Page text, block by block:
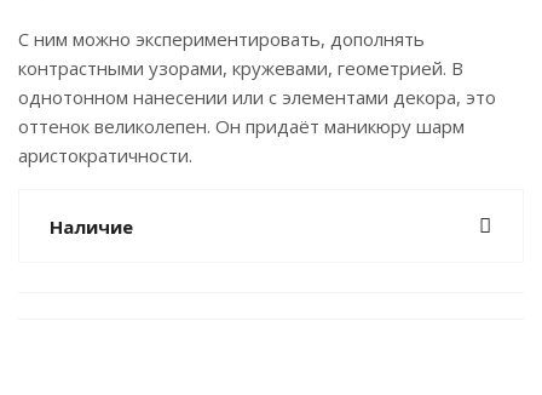
С ним можно экспериментировать, дополнять
контрастными узорами, кружевами, геометрией. В
однотонном нанесении или с элементами декора, это
оттенок великолепен. Он придаёт маникюру шарм
аристократичности.
Наличие